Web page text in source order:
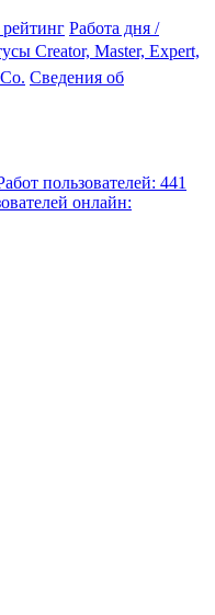
Работа дня /
Creator, Master, Expert,
Сведения об
пользователей: 441
онлайн: